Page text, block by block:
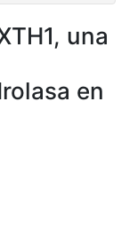
una
en